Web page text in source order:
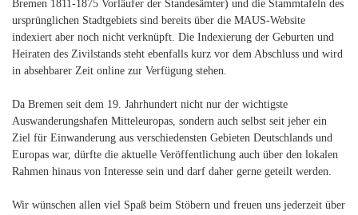
Bremen 1811-1875 Vorläufer der Standesämter) und die Stammtafeln des
ursprünglichen Stadtgebiets sind bereits über die MAUS-Website
indexiert aber noch nicht verknüpft. Die Indexierung der Geburten und
Heiraten des Zivilstands steht ebenfalls kurz vor dem Abschluss und wird
in absehbarer Zeit online zur Verfügung stehen.
Da Bremen seit dem 19. Jahrhundert nicht nur der wichtigste
Auswanderungshafen Mitteleuropas, sondern auch selbst seit jeher ein
Ziel für Einwanderung aus verschiedensten Gebieten Deutschlands und
Europas war, dürfte die aktuelle Veröffentlichung auch über den lokalen
Rahmen hinaus von Interesse sein und darf daher gerne geteilt werden.
Wir wünschen allen viel Spaß beim Stöbern und freuen uns jederzeit über